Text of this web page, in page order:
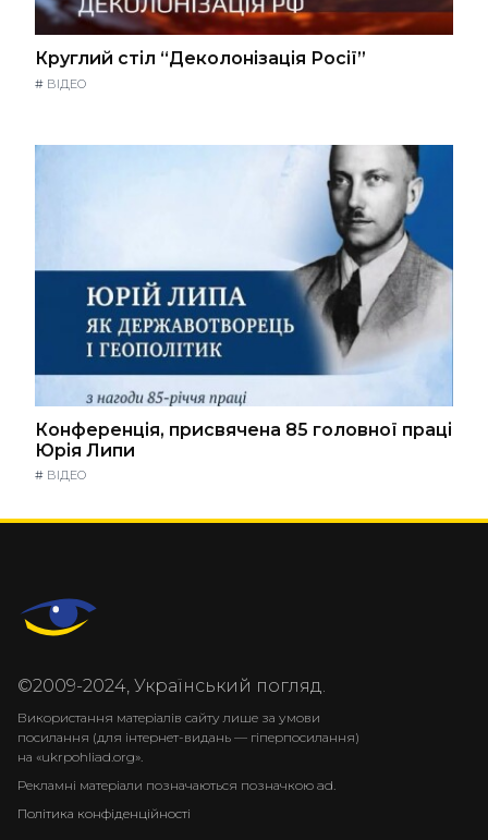
Круглий стіл “Деколонізація Росії”
# ВІДЕО
Конференція, присвячена 85 головної праці
Юрія Липи
# ВІДЕО
©2009-2024, Український погляд.
Використання матеріалів сайту лише за умови
посилання (для інтернет-видань — гіперпосилання)
на «ukrpohliad.org».
Рекламні матеріали позначаються позначкою ad.
Політика конфіденційності